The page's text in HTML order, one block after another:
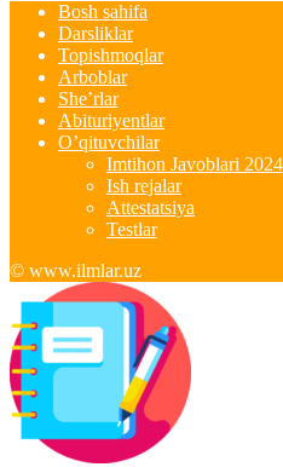
Bosh sahifa
Darsliklar
Topishmoqlar
Arboblar
She’rlar
Abituriyentlar
O’qituvchilar
Imtihon Javoblari 2024
Ish rejalar
Attestatsiya
Testlar
© www.ilmlar.uz